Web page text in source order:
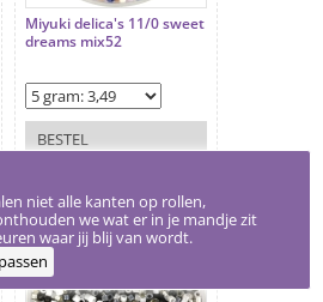
Miyuki delica's 11/0 sweet
dreams mix52
BESTEL
niet alle kanten op rollen,
we wat er in je mandje zit
waar jij blij van wordt.